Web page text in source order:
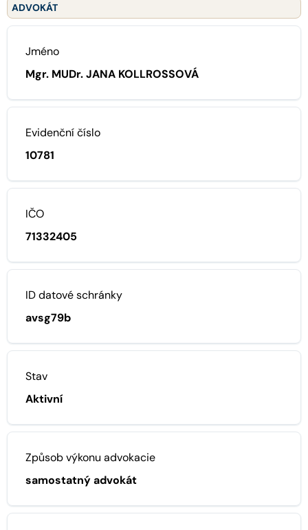
ADVOKÁT
Jméno
Mgr. MUDr. JANA KOLLROSSOVÁ
Evidenční číslo
10781
IČO
71332405
ID datové schránky
avsg79b
Stav
Aktivní
Způsob výkonu advokacie
samostatný advokát